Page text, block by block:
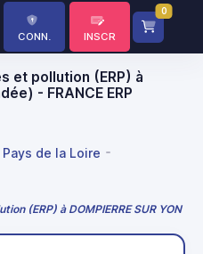
CONN. INSCR
0
et pollution (ERP) à
- FRANCE ERP
de la Loire
(ERP) à DOMPIERRE SUR YON